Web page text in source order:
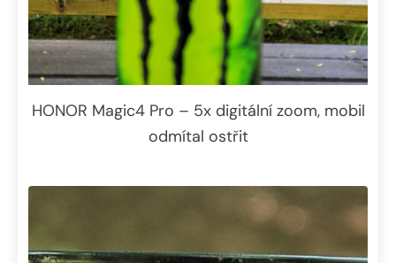
HONOR Magic4 Pro – 5x digitální zoom, mobil
odmítal ostřit